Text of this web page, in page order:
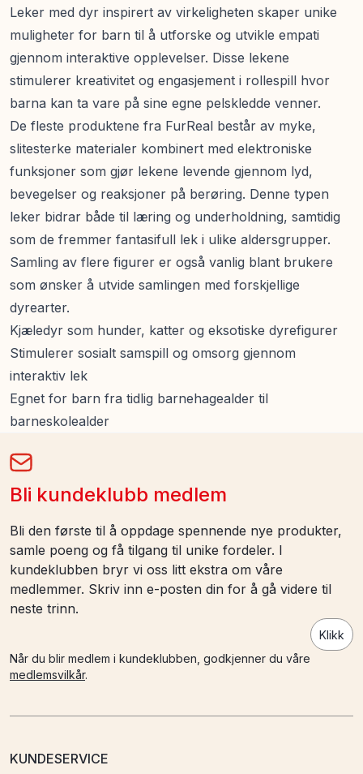
Leker med dyr inspirert av virkeligheten skaper unike
muligheter for barn til å utforske og utvikle empati
gjennom interaktive opplevelser. Disse lekene
stimulerer kreativitet og engasjement i rollespill hvor
barna kan ta vare på sine egne pelskledde venner.
De fleste produktene fra FurReal består av myke,
slitesterke materialer kombinert med elektroniske
funksjoner som gjør lekene levende gjennom lyd,
bevegelser og reaksjoner på berøring. Denne typen
leker bidrar både til læring og underholdning, samtidig
som de fremmer fantasifull lek i ulike aldersgrupper.
Samling av flere figurer er også vanlig blant brukere
som ønsker å utvide samlingen med forskjellige
dyrearter.
Kjæledyr som hunder, katter og eksotiske dyrefigurer
Stimulerer sosialt samspill og omsorg gjennom
interaktiv lek
Egnet for barn fra tidlig barnehagealder til
barneskolealder
Bli kundeklubb medlem
Bli den første til å oppdage spennende nye produkter,
samle poeng og få tilgang til unike fordeler. I
kundeklubben bryr vi oss litt ekstra om våre
medlemmer. Skriv inn e-posten din for å gå videre til
neste trinn.
Klikk
Når du blir medlem i kundeklubben, godkjenner du våre
medlemsvilkår.
KUNDESERVICE